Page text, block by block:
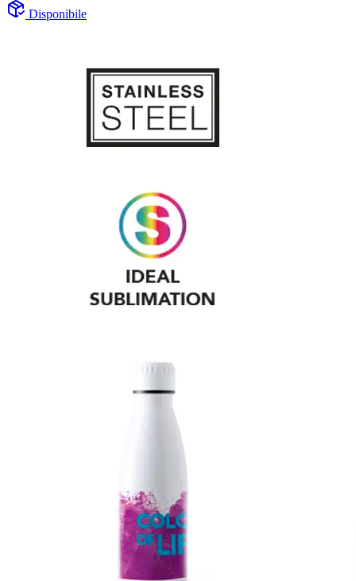
Disponibile